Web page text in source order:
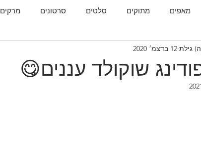
מאפים מתוקים סלטים סרטונים מרקים
עוף עוגות המטבח הגאורגי
שוקולד עננים😋
גילת 12 בדצמ׳ 2020